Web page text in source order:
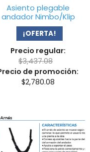
Asiento plegable
andador Nimbo/Klip
¡OFERTA!
Precio regular:
$3,437.08
de promoción:
$2,780.08